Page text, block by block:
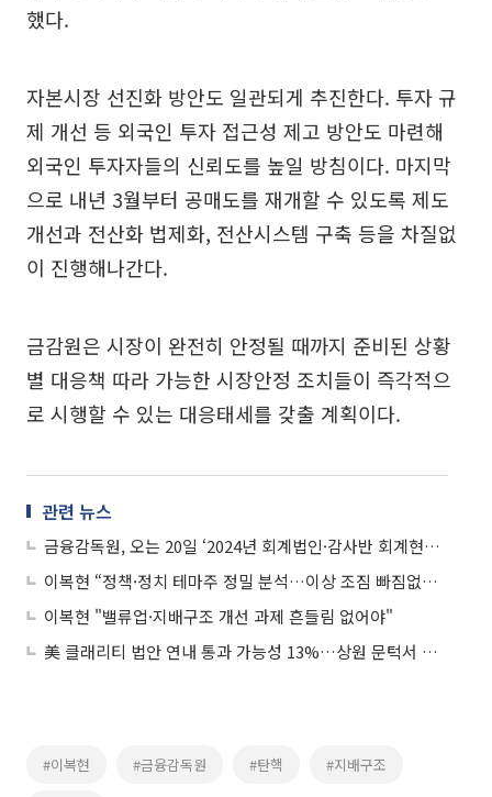
했다.
자본시장 선진화 방안도 일관되게 추진한다. 투자 규
제 개선 등 외국인 투자 접근성 제고 방안도 마련해
외국인 투자자들의 신뢰도를 높일 방침이다. 마지막
으로 내년 3월부터 공매도를 재개할 수 있도록 제도
개선과 전산화 법제화, 전산시스템 구축 등을 차질없
이 진행해나간다.
금감원은 시장이 완전히 안정될 때까지 준비된 상황
별 대응책 따라 가능한 시장안정 조치들이 즉각적으
로 시행할 수 있는 대응태세를 갖출 계획이다.
관련 뉴스
금융감독원, 오는 20일 ‘2024년 회계법인·감사반 회계현안 설명회’ 개최
이복현 “정책·정치 테마주 정밀 분석…이상 조짐 빠짐없이 탐지해 대처”
이복현 "밸류업·지배구조 개선 과제 흔들림 없어야"
美 클래리티 법안 연내 통과 가능성 13%…상원 문턱서 제동
#이복현 #금융감독원 #탄핵 #지배구조